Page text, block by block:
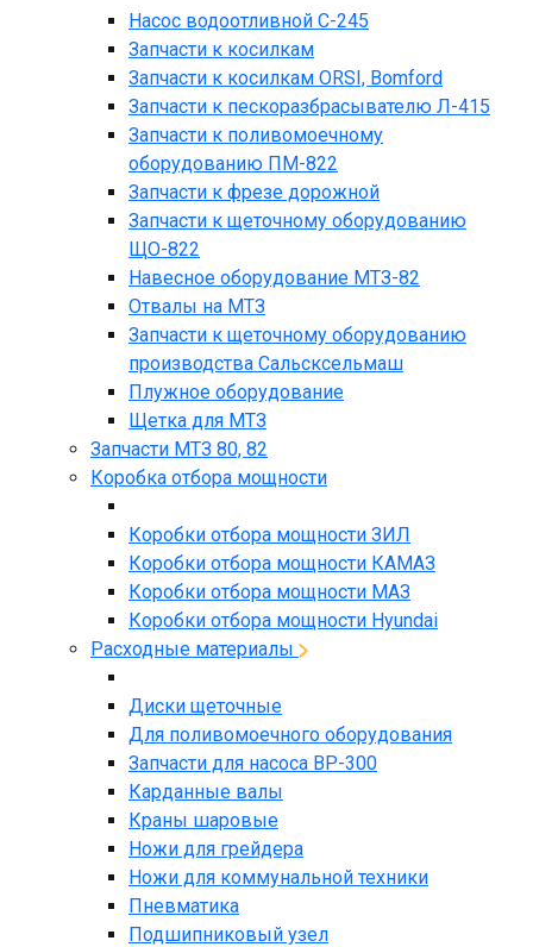
Насос водоотливной С-245
Запчасти к косилкам
Запчасти к косилкам ORSI, Bomford
Запчасти к пескоразбрасывателю Л-415
Запчасти к поливомоечному
оборудованию ПМ-822
Запчасти к фрезе дорожной
Запчасти к щеточному оборудованию
ЩО-822
Навесное оборудование МТЗ-82
Отвалы на МТЗ
Запчасти к щеточному оборудованию
производства Сальсксельмаш
Плужное оборудование
Щетка для МТЗ
Запчасти МТЗ 80, 82
Коробка отбора мощности
Коробки отбора мощности ЗИЛ
Коробки отбора мощности КАМАЗ
Коробки отбора мощности МАЗ
Коробки отбора мощности Hyundai
Расходные материалы
Диски щеточные
Для поливомоечного оборудования
Запчасти для насоса BP-300
Карданные валы
Краны шаровые
Ножи для грейдера
Ножи для коммунальной техники
Пневматика
Подшипниковый узел